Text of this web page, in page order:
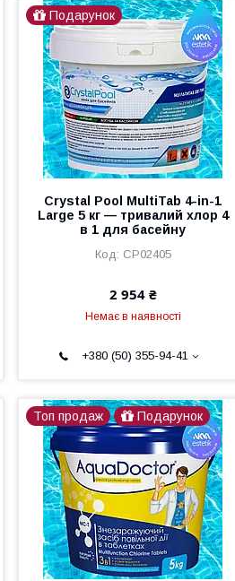
Подарунок
Crystal Pool MultiTab 4-in-1
Large 5 кг — тривалий хлор 4
в 1 для басейну
CP02405
2 954 ₴
Немає в наявності
+380 (50) 355-94-41
Топ продаж Подарунок